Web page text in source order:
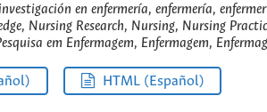
en enfermería, enfermería,
Nursing Research, Nursing, Nursing
em Enfermagem, Enfermagem,
HTML (Español)